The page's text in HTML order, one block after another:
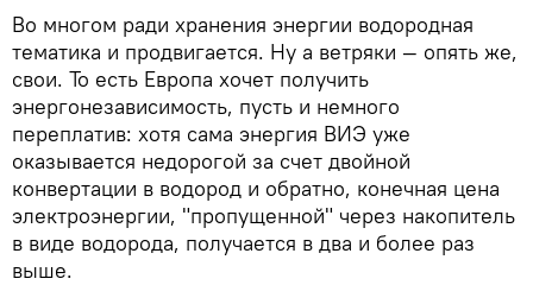
Во многом ради хранения энергии водородная
тематика и продвигается. Ну а ветряки — опять же,
свои. То есть Европа хочет получить
энергонезависимость, пусть и немного
переплатив: хотя сама энергия ВИЭ уже
оказывается недорогой за счет двойной
конвертации в водород и обратно, конечная цена
электроэнергии, "пропущенной" через накопитель
в виде водорода, получается в два и более раз
выше.